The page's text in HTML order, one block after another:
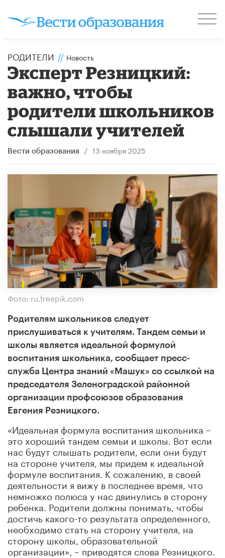
РОДИТЕЛИ // Новость
Эксперт Резницкий:
важно, чтобы
родители школьников
слышали учителей
Вести образования / 13 ноября 2025
Фото: ru.freepik.com
Родителям школьников следует
прислушиваться к учителям. Тандем семьи и
школы является идеальной формулой
воспитания школьника, сообщает пресс-
служба Центра знаний «Машук» со ссылкой на
председателя Зеленоградской районной
организации профсоюзов образования
Евгения Резницкого.
«Идеальная формула воспитания школьника –
это хороший тандем семьи и школы. Вот если
нас будут слышать родители, если они будут
на стороне учителя, мы придем к идеальной
формуле воспитания. К сожалению, в своей
деятельности я вижу в последнее время, что
немножко полюса у нас двинулись в сторону
ребенка. Родители должны понимать, чтобы
достичь какого-то результата определенного,
необходимо стать на сторону учителя, на
сторону школы, образовательной
организации», – приводятся слова Резницкого.